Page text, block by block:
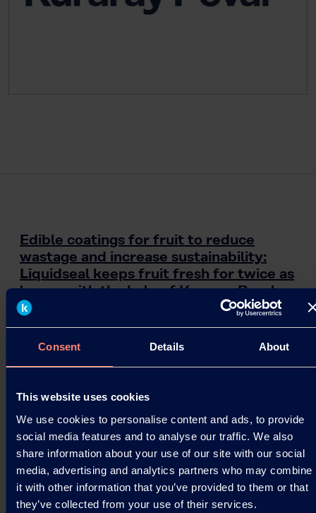
Consent Details About
This website uses cookies
We use cookies to personalise content and ads, to provide
social media features and to analyse our traffic. We also
share information about your use of our site with our social
media, advertising and analytics partners who may combine
it with other information that you’ve provided to them or that
they’ve collected from your use of their services.
Edible coatings for fruit to reduce
wastage and increase sustainability:
Liquidseal keeps fruit fresh for twice as
long – with the help of Kuraray Poval.
Environmentally friendly coatings from Liquidseal
keep fruit and vegetables fresh for far longer –…
Read more